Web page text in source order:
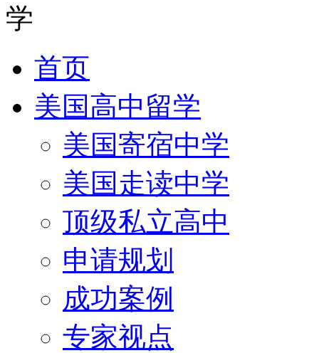
首页
美国高中留学
美国寄宿中学
美国走读中学
顶级私立高中
申请规划
成功案例
专家视点